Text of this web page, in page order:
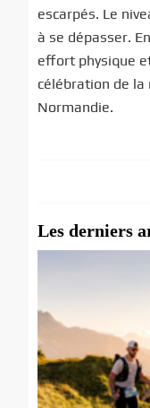
escarpés. Le
à se dépasser.
effort physique
célébration de la
Normandie.
Les derniers